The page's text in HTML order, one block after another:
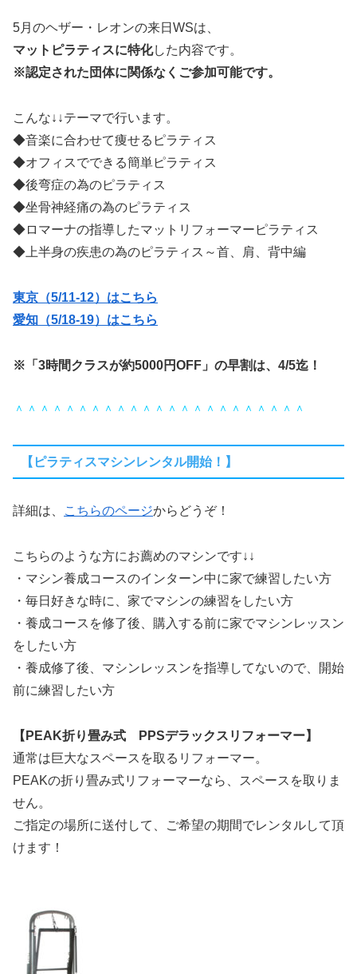
5月のヘザー・レオンの来日WSは、
マットピラティスに特化した内容です。
※認定された団体に関係なくご参加可能です。
こんな↓↓テーマで行います。
◆音楽に合わせて痩せるピラティス
◆オフィスでできる簡単ピラティス
◆後弯症の為のピラティス
◆坐骨神経痛の為のピラティス
◆ロマーナの指導したマットリフォーマーピラティス
◆上半身の疾患の為のピラティス～首、肩、背中編
東京（5/11-12）はこちら
愛知（5/18-19）はこちら
※「3時間クラスが約5000円OFF」の早割は、4/5迄！
＾＾＾＾＾＾＾＾＾＾＾＾＾＾＾＾＾＾＾＾＾＾＾
【ピラティスマシンレンタル開始！】
詳細は、 こちらのページからどうぞ！
こちらのような方にお薦めのマシンです↓↓
・マシン養成コースのインターン中に家で練習したい方
・毎日好きな時に、家でマシンの練習をしたい方
・養成コースを修了後、購入する前に家でマシンレッスン
をしたい方
・養成修了後、マシンレッスンを指導してないので、開始
前に練習したい方
【PEAK折り畳み式 PPSデラックスリフォーマー】
通常は巨大なスペースを取るリフォーマー。
PEAKの折り畳み式リフォーマーなら、スペースを取りま
せん。
ご指定の場所に送付して、ご希望の期間でレンタルして頂
けます！